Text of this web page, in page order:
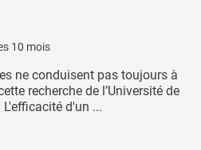
10 mois
ne conduisent pas toujours à
recherche de l’Université de
d'un ...